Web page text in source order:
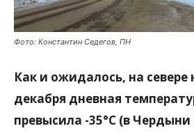
Фото: Константин Седегов, ПН
Как и ожидалось, на севере
декабря дневная
превысила -35°С (в